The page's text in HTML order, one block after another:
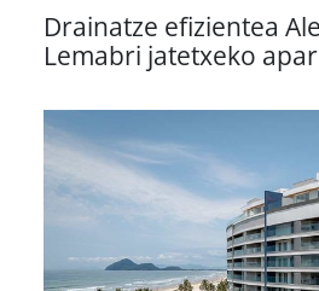
Drainatze efizientea
Lemabri jatetxeko